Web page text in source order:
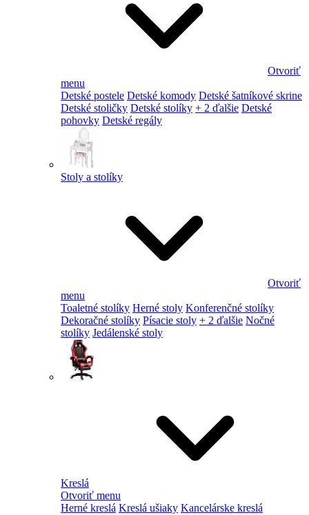
Otvoriť
menu
Detské postele Detské komody Detské šatníkové skrine
Detské stoličky Detské stolíky + 2 ďalšie Detské
pohovky Detské regály
Stoly a stolíky
Otvoriť
menu
Toaletné stolíky Herné stoly Konferenčné stolíky
Dekoračné stolíky Písacie stoly + 2 ďalšie Nočné
stolíky Jedálenské stoly
Kreslá
Otvoriť menu
Herné kreslá Kreslá ušiaky Kancelárske kreslá